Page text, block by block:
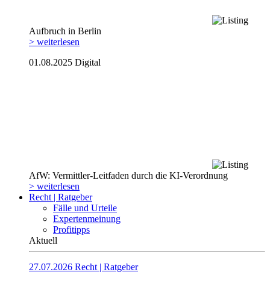
Aufbruch in Berlin
> weiterlesen
01.08.2025 Digital
AfW: Vermittler-Leitfaden durch die KI-Verordnung
> weiterlesen
Recht | Ratgeber
Fälle und Urteile
Expertenmeinung
Profitipps
Aktuell
27.07.2026 Recht | Ratgeber